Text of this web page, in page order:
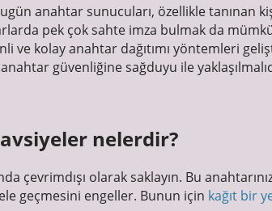
anahtar sunucuları, özellikle tanınan
pek çok sahte imza bulmak da
ve kolay anahtar dağıtımı yöntemleri
güvenliğine sağduyu ile
nelerdir?
çevrimdışı olarak saklayın. Bu
geçmesini engeller. Bunun için kağıt bir